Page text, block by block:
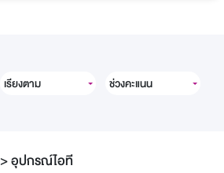
เรียงตาม ช่วงคะแนน
>อุปกรณ์ไอที